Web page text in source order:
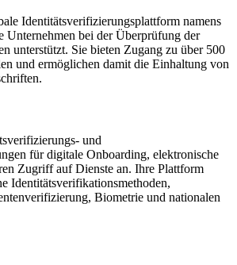
Identitätsverifizierungsplattform namens
Unternehmen bei der Überprüfung der
unterstützt. Sie bieten Zugang zu über 500
und ermöglichen damit die Einhaltung von
und
für digitale Onboarding, elektronische
Zugriff auf Dienste an. Ihre Plattform
Identitätsverifikationsmethoden,
Biometrie und nationalen